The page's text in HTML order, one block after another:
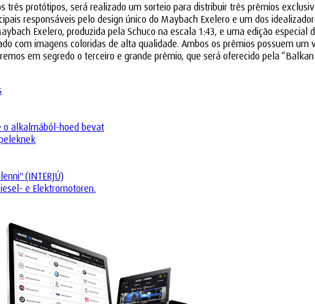
protótipos, será realizado um sorteio para distribuir três prêmios
responsáveis pelo design único do Maybach Exelero e um dos
Exelero, produzida pela Schuco na escala 1:43, e uma edição especial
com imagens coloridas de alta qualidade. Ambos os prêmios possuem um
em segredo o terceiro e grande prêmio, que será oferecido pela
o alkalmából-hoed bevat
(INTERJÚ)
e Elektromotoren.